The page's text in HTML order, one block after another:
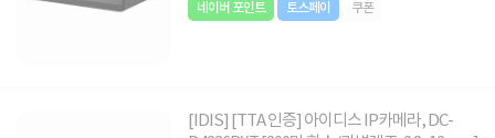
네이버 포인트 토스페이 쿠폰
[IDIS] [TTA 인증] 아이디스 IP카메라, DC-